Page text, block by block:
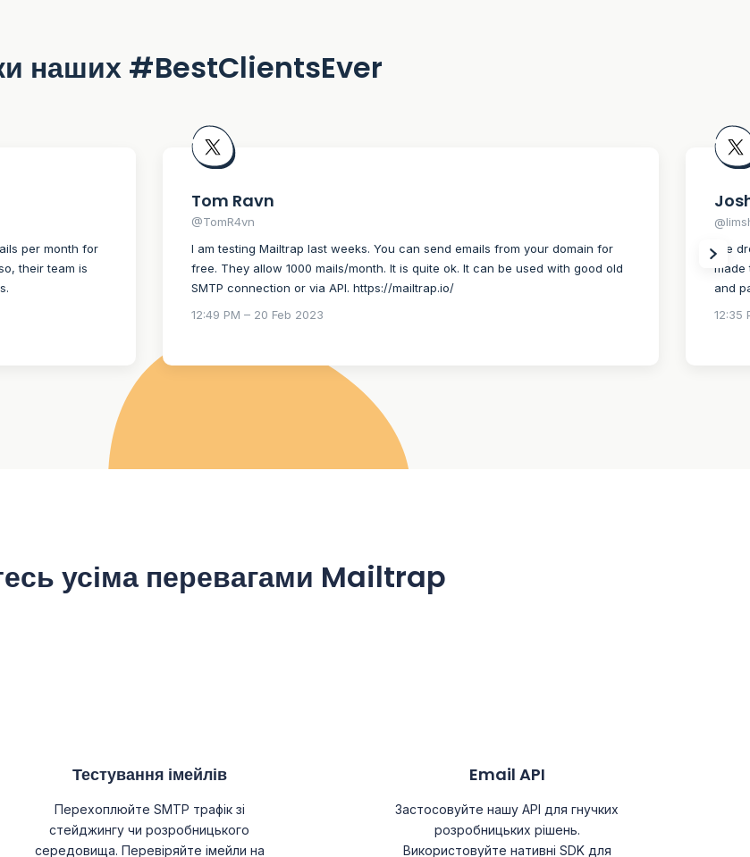
наших #BestClientsEver
per month for
their team is
Tom Ravn
@TomR4vn
I am testing Mailtrap last weeks. You can send emails from your domain for
free. They allow 1000 mails/month. It is quite ok. It can be used with good old
SMTP connection or via API. https://mailtrap.io/
12:49 PM – 20 Feb 2023
I’ve
made
and
12:35
усіма перевагами Mailtrap
Тестування імейлів
Перехоплюйте SMTP трафік зі
стейджингу чи розробницького
середовища. Перевіряйте імейли на
Email API
Застосовуйте нашу АРІ для гнучких
розробницьких рішень.
Використовуйте нативні SDK для